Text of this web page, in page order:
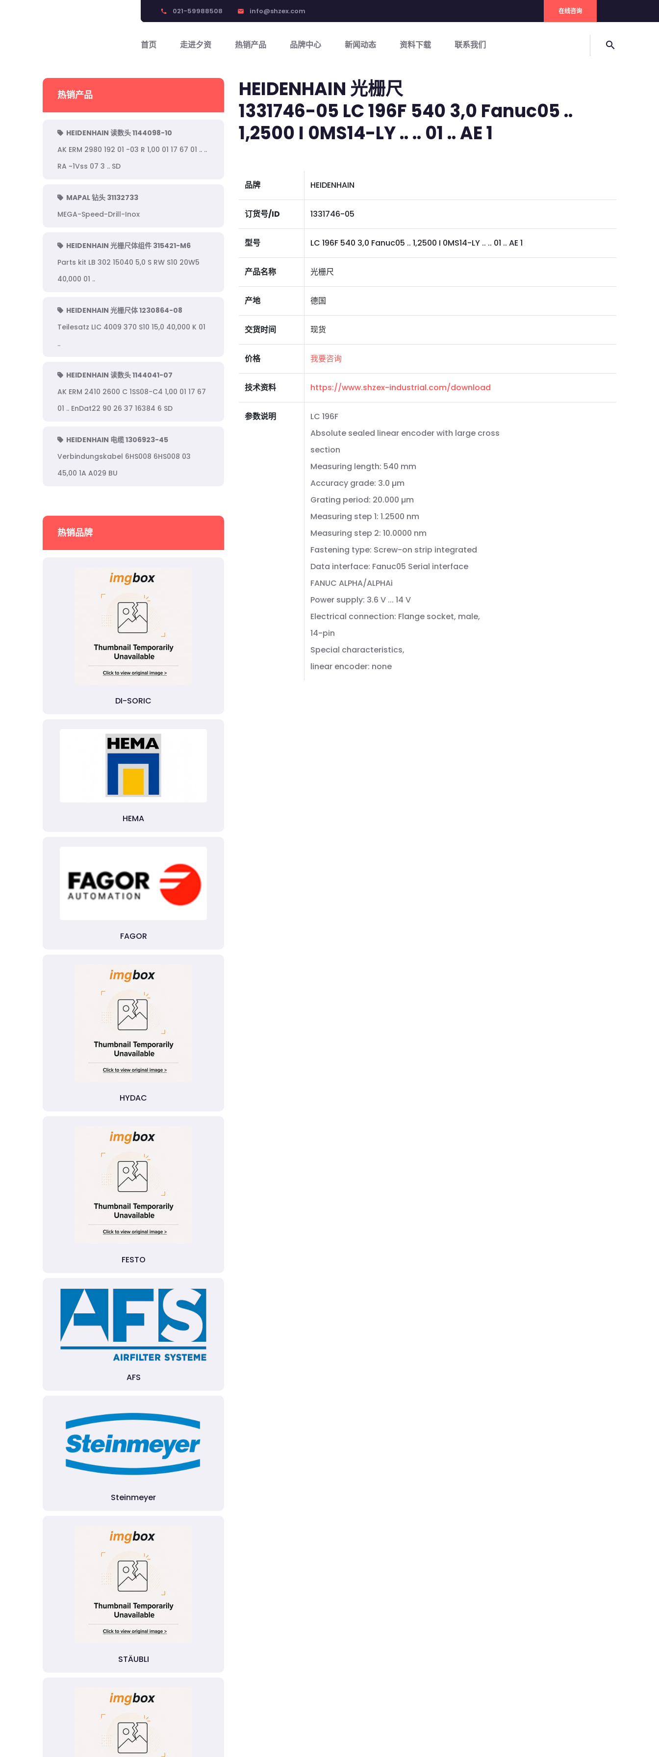
phone 021-59988508 email info@shzex.com 在线咨询
首页 走进夕资 热销产品 品牌中心 新闻动态 资料下载 联系我们 search
热销产品
HEIDENHAIN 读数头 1144098-10
AK ERM 2980 192 01 -03 R 1,00 01 17 67 01 .. ..
RA ~1Vss 07 3 .. SD
MAPAL 钻头 31132733
MEGA-Speed-Drill-Inox
HEIDENHAIN 光栅尺体组件 315421-M6
Parts kit LB 302 15040 5,0 S RW S10 20W5
40,000 01 ..
HEIDENHAIN 光栅尺体 1230864-08
Teilesatz LIC 4009 370 S10 15,0 40,000 K 01
..
HEIDENHAIN 读数头 1144041-07
AK ERM 2410 2600 C 1SS08-C4 1,00 01 17 67
01 .. EnDat22 90 26 37 16384 6 SD
HEIDENHAIN 电缆 1306923-45
Verbindungskabel 6HS008 6HS008 03
45,00 1A A029 BU
热销品牌
DI-SORIC
HEMA
FAGOR
HYDAC
FESTO
AFS
Steinmeyer
STÄUBLI
HEIDENHAIN 光栅尺
1331746-05 LC 196F 540 3,0 Fanuc05 ..
1,2500 I 0MS14-LY .. .. 01 .. AE 1
品牌 HEIDENHAIN
订货号/ID 1331746-05
型号 LC 196F 540 3,0 Fanuc05 .. 1,2500 I 0MS14-LY .. .. 01 .. AE 1
产品名称 光栅尺
产地 德国
交货时间 现货
价格 我要咨询
技术资料 https://www.shzex-industrial.com/download
参数说明
LC 196F
Absolute sealed linear encoder with large cross
section
Measuring length: 540 mm
Accuracy grade: 3.0 µm
Grating period: 20.000 µm
Measuring step 1: 1.2500 nm
Measuring step 2: 10.0000 nm
Fastening type: Screw-on strip integrated
Data interface: Fanuc05 Serial interface
FANUC ALPHA/ALPHAi
Power supply: 3.6 V ... 14 V
Electrical connection: Flange socket, male,
14-pin
Special characteristics,
linear encoder: none